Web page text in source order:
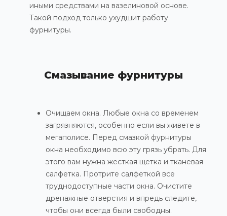
иными средствами на вазелиновой основе.
Такой подход только ухудшит работу
фурнитуры.
Смазывание фурнитуры
Очищаем окна. Любые окна со временем
загрязняются, особенно если вы живете в
мегаполисе. Перед смазкой фурнитуры
окна необходимо всю эту грязь убрать. Для
этого вам нужна жесткая щетка и тканевая
салфетка. Протрите салфеткой все
труднодоступные части окна. Очистите
дренажные отверстия и впредь следите,
чтобы они всегда были свободны.